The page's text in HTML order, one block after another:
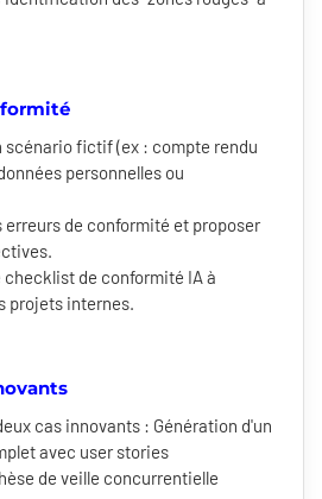
scénario fictif (ex : compte rendu
personnelles ou
erreurs de conformité et proposer
checklist de conformité IA à
projets internes.
cas innovants : Génération d'un
avec user stories
de veille concurrentielle